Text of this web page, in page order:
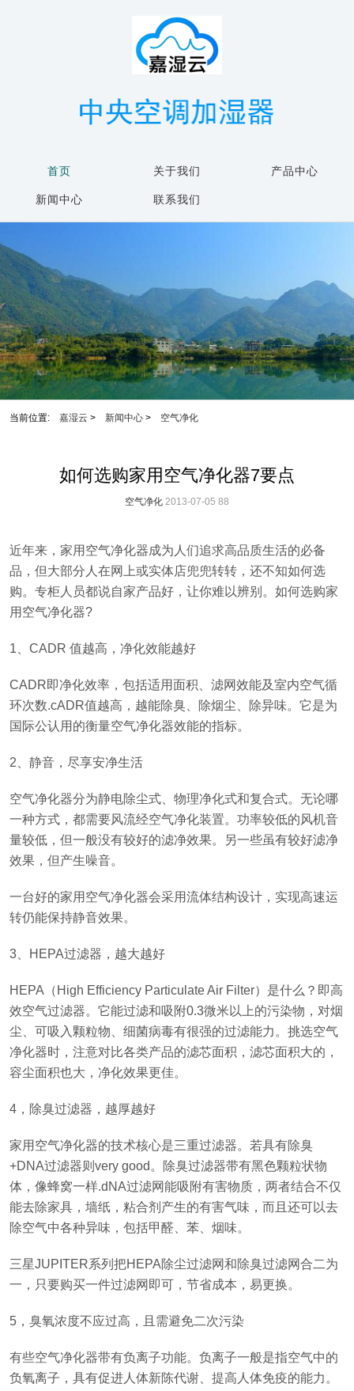
首页 关于我们 产品中心
新闻中心 联系我们
当前位置: 嘉湿云 > 新闻中心 > 空气净化
如何选购家用空气净化器7要点
空气净化 2013-07-05 88
近年来，家用空气净化器成为人们追求高品质生活的必备
品，但大部分人在网上或实体店兜兜转转，还不知如何选
购。专柜人员都说自家产品好，让你难以辨别。如何选购家
用空气净化器?
1、CADR 值越高，净化效能越好
CADR即净化效率，包括适用面积、滤网效能及室内空气循
环次数.cADR值越高，越能除臭、除烟尘、除异味。它是为
国际公认用的衡量空气净化器效能的指标。
2、静音，尽享安净生活
空气净化器分为静电除尘式、物理净化式和复合式。无论哪
一种方式，都需要风流经空气净化装置。功率较低的风机音
量较低，但一般没有较好的滤净效果。另一些虽有较好滤净
效果，但产生噪音。
一台好的家用空气净化器会采用流体结构设计，实现高速运
转仍能保持静音效果。
3、HEPA过滤器，越大越好
HEPA（High Efficiency Particulate Air Filter）是什么？即高
效空气过滤器。它能过滤和吸附0.3微米以上的污染物，对烟
尘、可吸入颗粒物、细菌病毒有很强的过滤能力。挑选空气
净化器时，注意对比各类产品的滤芯面积，滤芯面积大的，
容尘面积也大，净化效果更佳。
4，除臭过滤器，越厚越好
家用空气净化器的技术核心是三重过滤器。若具有除臭
+DNA过滤器则very good。除臭过滤器带有黑色颗粒状物
体，像蜂窝一样.dNA过滤网能吸附有害物质，两者结合不仅
能去除家具，墙纸，粘合剂产生的有害气味，而且还可以去
除空气中各种异味，包括甲醛、苯、烟味。
三星JUPITER系列把HEPA除尘过滤网和除臭过滤网合二为
一，只要购买一件过滤网即可，节省成本，易更换。
5，臭氧浓度不应过高，且需避免二次污染
有些空气净化器带有负离子功能。负离子一般是指空气中的
负氧离子，具有促进人体新陈代谢、提高人体免疫的能力。